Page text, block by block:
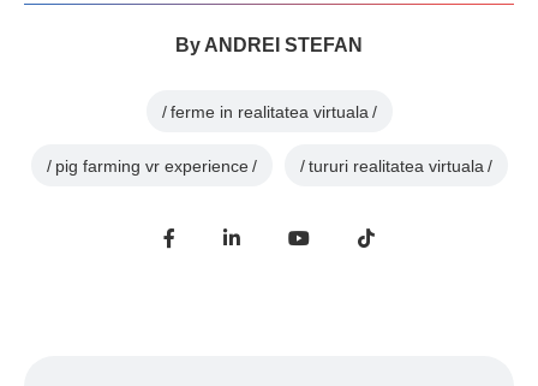
ByANDREI STEFAN
ferme in realitatea virtuala
pig farming vr experience tururi realitatea virtuala